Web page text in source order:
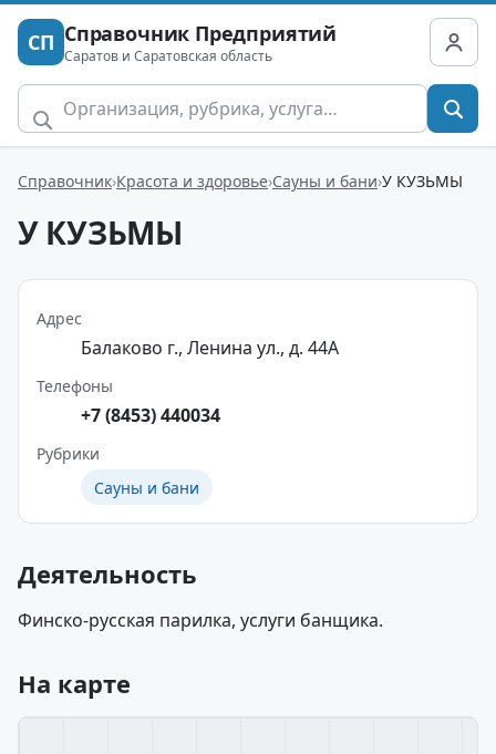
СП Справочник Предприятий
Саратов и Саратовская область
Справочник Красота и здоровье Сауны и бани У КУЗЬМЫ
У КУЗЬМЫ
Адрес
Балаково г., Ленина ул., д. 44А
Телефоны
+7 (8453) 440034
Рубрики
Сауны и бани
Деятельность
Финско-русская парилка, услуги банщика.
На карте